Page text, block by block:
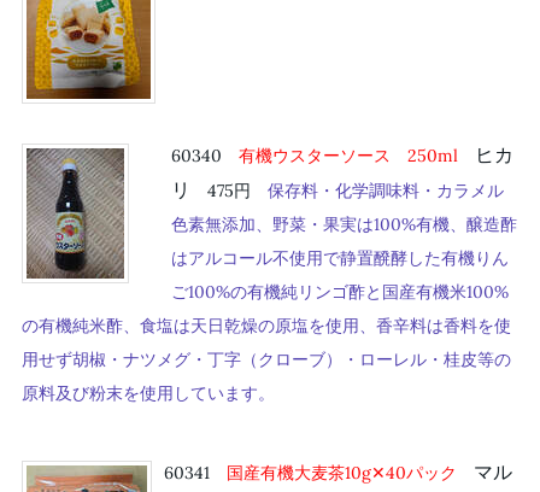
60340 有機ウスターソース 250ml
ヒカ
リ
475円 保存料・化学調味料・カラメル
色素無添加、野菜・果実は100%有機、醸造酢
はアルコール不使用で静置醗酵した有機りん
ご100%の有機純リンゴ酢と国産有機米100%
の有機純米酢、食塩は天日乾燥の原塩を使用、香辛料は香料を使
用せず胡椒・ナツメグ・丁字（クローブ）・ローレル・桂皮等の
原料及び粉末を使用しています。
60341 国産有機大麦茶10g✕40パック
マル